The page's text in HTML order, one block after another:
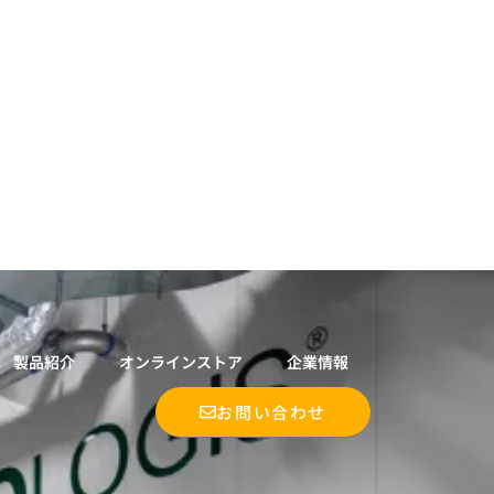
製品紹介 オンラインストア 企業情報
お問い合わせ